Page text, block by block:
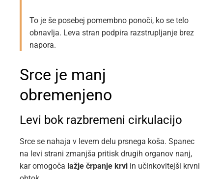
To je še posebej pomembno ponoči, ko se telo
obnavlja. Leva stran podpira razstrupljanje brez
napora.
Srce je manj
obremenjeno
Levi bok razbremeni cirkulacijo
Srce se nahaja v levem delu prsnega koša. Spanec
na levi strani zmanjša pritisk drugih organov nanj,
kar omogoča lažje črpanje krvi in učinkovitejši krvni